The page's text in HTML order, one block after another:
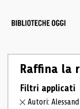
Raffina la
Filtri applicati
Autori: